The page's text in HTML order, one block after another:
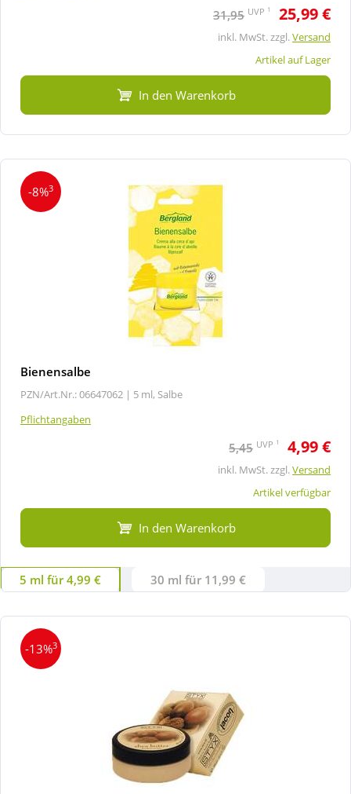
31,95 UVP 1 25,99 €
inkl. MwSt. zzgl.Versand
Artikel auf Lager
In den Warenkorb
-8%3
Bienensalbe
PZN/Art.Nr.: 06647062 | 5 ml, Salbe
Pflichtangaben
5,45 UVP 1 4,99 €
inkl. MwSt. zzgl.Versand
Artikel verfügbar
In den Warenkorb
5 ml für 4,99 € 30 ml für 11,99 €
-13%3